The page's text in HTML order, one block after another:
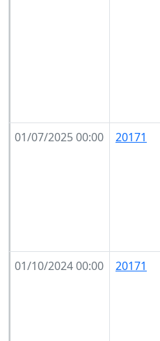
01/07/2025 00:00
20171
01/10/2024 00:00
20171